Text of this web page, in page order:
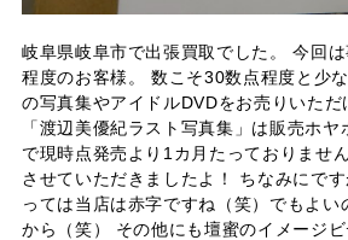
岐阜県岐阜市で出張買取でした。 今回
程度のお客様。 数こそ30数点程度と少
の写真集やアイドルDVDをお売りいた
「渡辺美優紀ラスト写真集」は販売ホ
で現時点発売より1カ月たっておりませ
させていただきましたよ！ ちなみにで
っては当店は赤字ですね（笑）でもよい
から（笑） その他にも壇蜜のイメージ